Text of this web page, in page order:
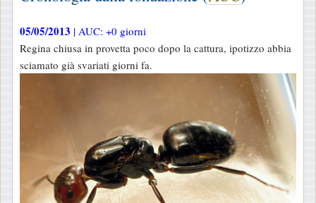
05/05/2013 | AUC: +0 giorni
Regina chiusa in provetta poco dopo la cattura, ipotizzo abbia
sciamato già svariati giorni fa.